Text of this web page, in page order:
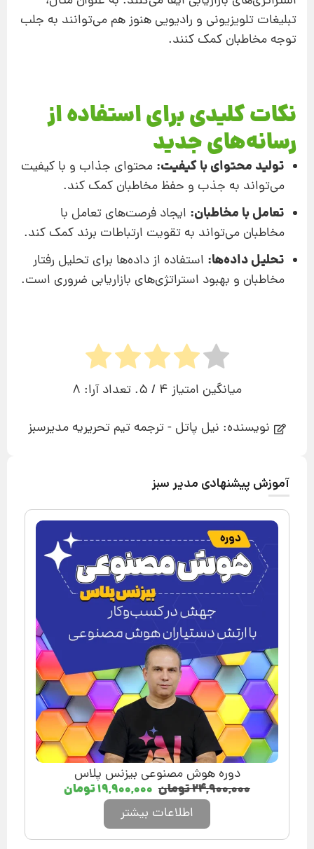
تبلیغات تلویزیونی و رادیویی هنوز هم می‌توانند به جلب
توجه مخاطبان کمک کنند.
نکات کلیدی برای استفاده از
رسانه‌های جدید
تولید محتوای با کیفیت: محتوای جذاب و با کیفیت
می‌تواند به جذب و حفظ مخاطبان کمک کند.
تعامل با مخاطبان: ایجاد فرصت‌های تعامل با
مخاطبان می‌تواند به تقویت ارتباطات برند کمک کند.
تحلیل داده‌ها: استفاده از داده‌ها برای تحلیل رفتار
مخاطبان و بهبود استراتژی‌های بازاریابی ضروری است.
میانگین امتیاز 4 / 5. تعداد آرا:
8
نویسنده: نیل پاتل - ترجمه تیم تحریریه مدیرسبز
آموزش پیشنهادی مدیر سبز
دوره هوش مصنوعی بیزنس پلاس
۲۴,۹۰۰,۰۰۰تومان ۱۹,۹۰۰,۰۰۰تومان
اطلاعات بیشتر